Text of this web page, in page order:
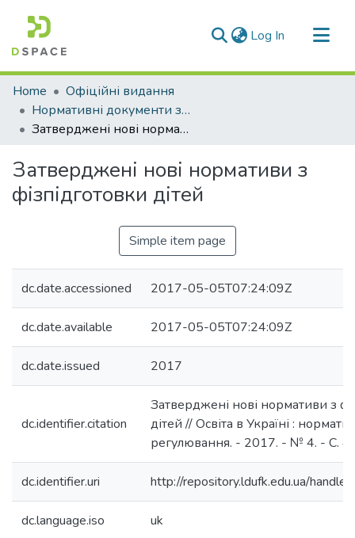
Log In (current)
Communities & Collections
All of DSpace
Statistics
Home
Офіційні видання
Нормативні документи з фізичної культури та спорту
Затверджені нові нормативи з фізпідготовки дітей
Затверджені нові нормативи з
фізпідготовки дітей
Simple item page
dc.date.accessioned 2017-05-05T07:24:09Z
dc.date.available 2017-05-05T07:24:09Z
dc.date.issued 2017
dc.identifier.citation
Затверджені нові нормативи з
дітей // Освіта в Україні :
регулювання. - 2017. - № 4. - С. 4.
dc.identifier.uri http://repository.ldufk.edu.ua/
dc.language.iso uk